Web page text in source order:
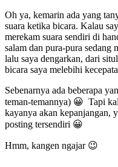
Oh ya, kemarin ada yang
suara ketika bicara. Kalau
merekam suara sendiri di
salam dan pura-pura sedang
lalu saya dengarkan, dari
bicara saya melebihi
Sebenarnya ada beberapa
teman-temannya) 😀 Tapi
kayanya akan kepanjangan,
posting tersendiri 😀
Hmm, kangen ngajar😉